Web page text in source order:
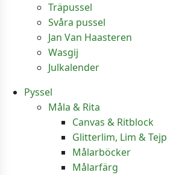
Träpussel
Svåra pussel
Jan Van Haasteren
Wasgij
Julkalender
Pyssel
Måla & Rita
Canvas & Ritblock
Glitterlim, Lim & Tejp
Målarböcker
Målarfärg